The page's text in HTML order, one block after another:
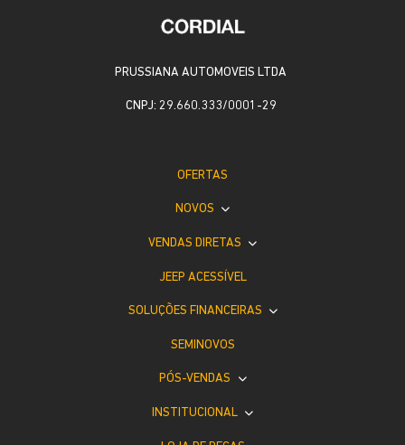
PRUSSIANA AUTOMOVEIS LTDA
CNPJ: 29.660.333/0001-29
OFERTAS
NOVOS
VENDAS DIRETAS
JEEP ACESSÍVEL
SOLUÇÕES FINANCEIRAS
SEMINOVOS
PÓS-VENDAS
INSTITUCIONAL